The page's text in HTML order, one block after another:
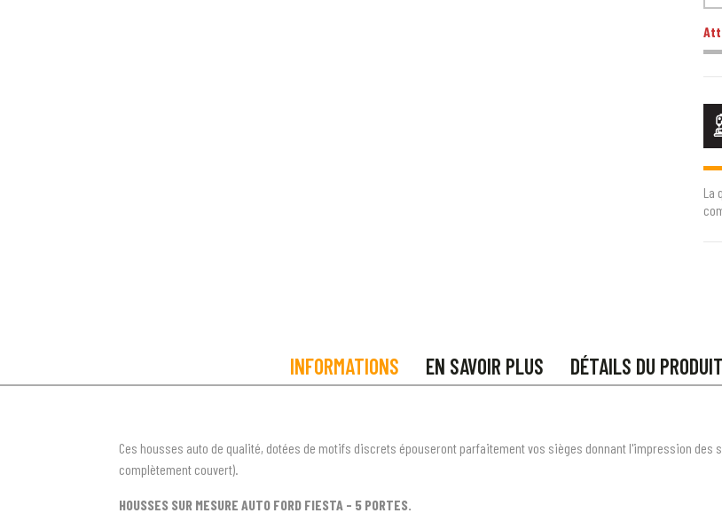
La
INFORMATIONS EN SAVOIR PLUS DÉTAILS DU PRODUIT
Ces housses auto de qualité, dotées de motifs discrets épouseront parfaitement vos sièges donnant l'impression
complètement couvert).
HOUSSES SUR MESURE AUTO FORD FIESTA - 5 PORTES.